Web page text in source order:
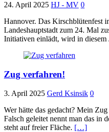
24. April 2025 HJ - MV 0
Hannover. Das Kirschblütenfest
Landeshauptstadt zum 24. Mal
Initiativen einlädt, wird in diesem
Zug verfahren!
3. April 2025 Gerd Ksinsik 0
Wer hätte das gedacht? Mein
Falsch geleitet nennt man das in
steht auf freier Fläche. […]